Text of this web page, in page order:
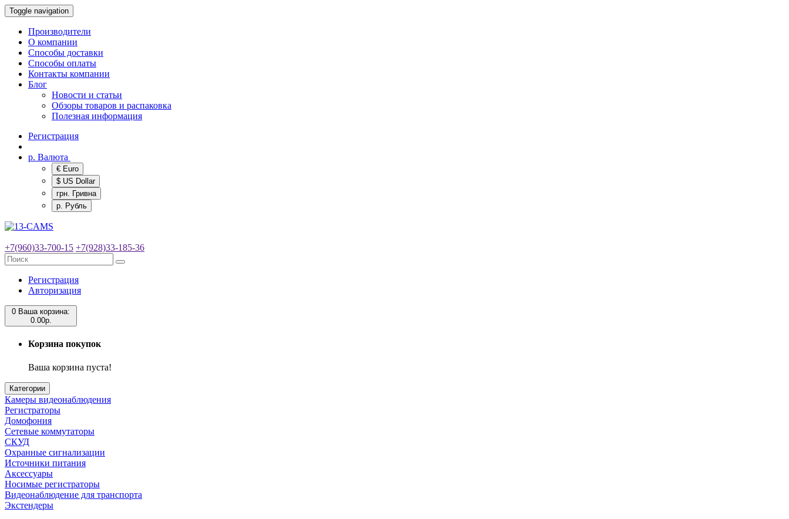
Toggle navigation
Производители
О компании
Способы доставки
Способы оплаты
Контакты компании
Блог
Новости и статьи
Обзоры товаров и распаковка
Полезная информация
Регистрация
р. Валюта
€ Euro
$ US Dollar
грн. Гривна
р. Рубль
+7(960)33-700-15 +7(928)33-185-36
Регистрация
Авторизация
0 Ваша корзина:
0.00р.
Корзина покупок
Ваша корзина пуста!
Категории
Камеры видеонаблюдения
Регистраторы
Домофония
Сетевые коммутаторы
СКУД
Охранные сигнализации
Источники питания
Аксессуары
Носимые регистраторы
Видеонаблюдение для транспорта
Экстендеры